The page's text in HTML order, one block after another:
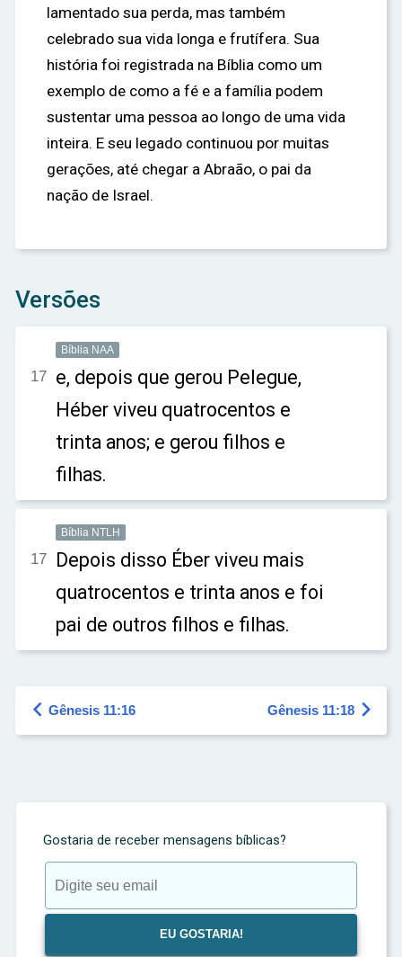
lamentado sua perda, mas também
celebrado sua vida longa e frutífera. Sua
história foi registrada na Bíblia como um
exemplo de como a fé e a família podem
sustentar uma pessoa ao longo de uma vida
inteira. E seu legado continuou por muitas
gerações, até chegar a Abraão, o pai da
nação de Israel.
Versões
Bíblia NAA
17 e, depois que gerou Pelegue,
Héber viveu quatrocentos e
trinta anos; e gerou filhos e
filhas.
Bíblia NTLH
17 Depois disso Éber viveu mais
quatrocentos e trinta anos e foi
pai de outros filhos e filhas.
 Gênesis 11:16 Gênesis 11:18 
Gostaria de receber mensagens bíblicas?